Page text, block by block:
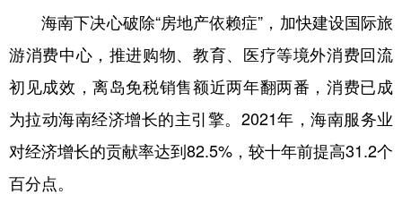
海南下决心破除“房地产依赖症”，加快建设国际旅
游消费中心，推进购物、教育、医疗等境外消费回流
初见成效，离岛免税销售额近两年翻两番，消费已成
为拉动海南经济增长的主引擎。2021年，海南服务业
对经济增长的贡献率达到82.5%，较十年前提高31.2个
百分点。